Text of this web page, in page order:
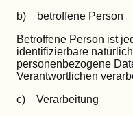
b) betroffene Person
Betroffene Person ist
identifizierbare
personenbezogene
Verantwortlichen
c) Verarbeitung